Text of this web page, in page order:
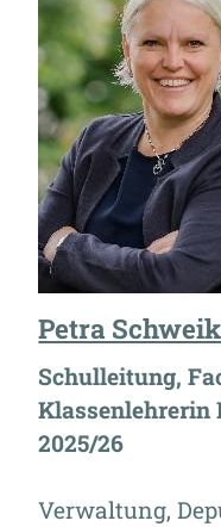
Petra
Schulleitung,
Klassenlehrerin
2025/26
Verwaltung,